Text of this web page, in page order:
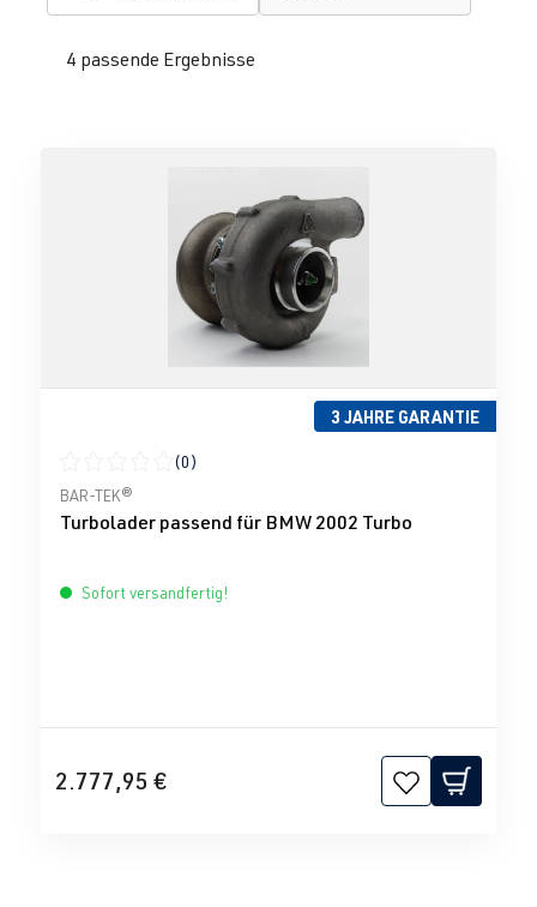
4 passende Ergebnisse
3 JAHRE GARANTIE
Durchschnittliche Bewertung von 0 von 5 Sternen
(0)
BAR-TEK®
Turbolader passend für BMW 2002 Turbo
Sofort versandfertig!
2.777,95 €